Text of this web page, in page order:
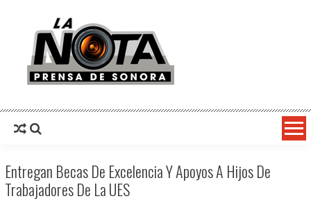
La Nota Prensa De Sonora
Entregan Becas De Excelencia Y Apoyos A Hijos De
Trabajadores De La UES